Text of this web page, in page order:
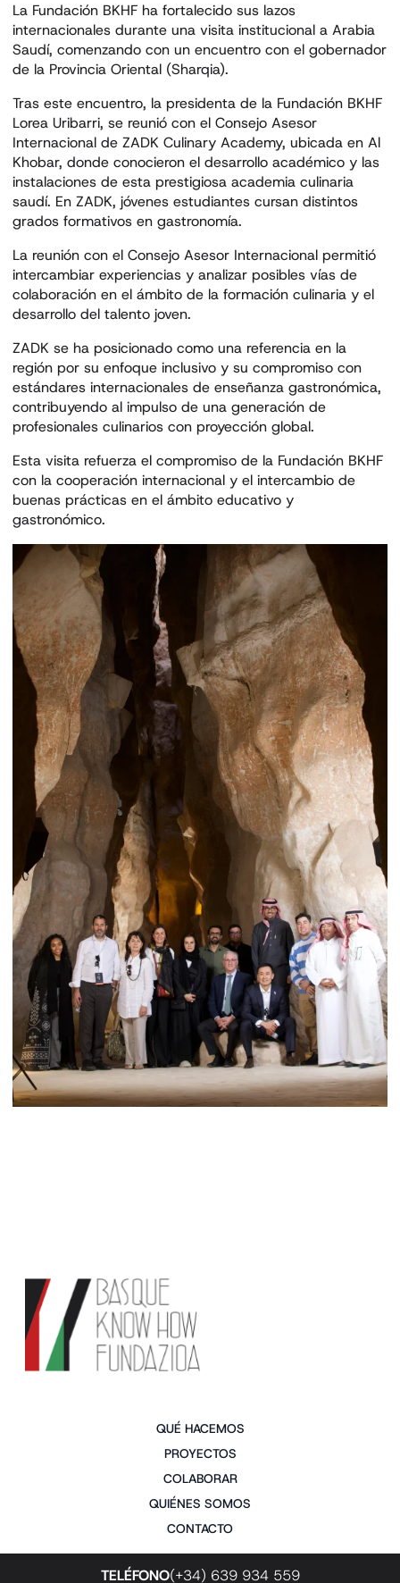
La Fundación BKHF ha fortalecido sus lazos
internacionales durante una visita institucional a Arabia
Saudí, comenzando con un encuentro con el gobernador
de la Provincia Oriental (Sharqia).
Tras este encuentro, la presidenta de la Fundación BKHF
Lorea Uribarri, se reunió con el Consejo Asesor
Internacional de ZADK Culinary Academy, ubicada en Al
Khobar, donde conocieron el desarrollo académico y las
instalaciones de esta prestigiosa academia culinaria
saudí. En ZADK, jóvenes estudiantes cursan distintos
grados formativos en gastronomía.
La reunión con el Consejo Asesor Internacional permitió
intercambiar experiencias y analizar posibles vías de
colaboración en el ámbito de la formación culinaria y el
desarrollo del talento joven.
ZADK se ha posicionado como una referencia en la
región por su enfoque inclusivo y su compromiso con
estándares internacionales de enseñanza gastronómica,
contribuyendo al impulso de una generación de
profesionales culinarios con proyección global.
Esta visita refuerza el compromiso de la Fundación BKHF
con la cooperación internacional y el intercambio de
buenas prácticas en el ámbito educativo y
gastronómico.
QUÉ HACEMOS
PROYECTOS
COLABORAR
QUIÉNES SOMOS
CONTACTO
TELÉFONO(+34) 639 934 559